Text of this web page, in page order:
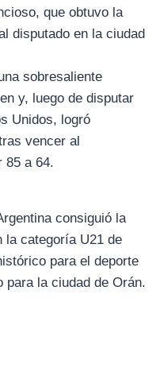
que obtuvo la
disputado en la ciudad
sobresaliente
y, luego de disputar
Unidos, logró
vencer al
85 a 64.
consiguió la
la categoría U21 de
para el deporte
para la ciudad de Orán.